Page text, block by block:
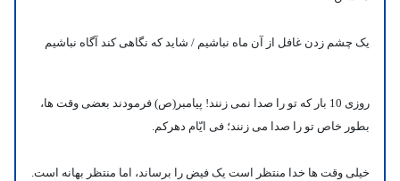
یک چشم زدن غافل از آن ماه نباشیم / شاید که نگاهی کند آگاه نباشیم
روزی 10 بار که تو را صدا نمی زنند! پیامبر(ص) فرمودند بعضی وقت ها،
بطور خاص تو را صدا می زنند؛ فی ایّام دهرکم.
خیلی وقت ها خدا منتظر است یک فیض را برساند، اما منتظر بهانه است.